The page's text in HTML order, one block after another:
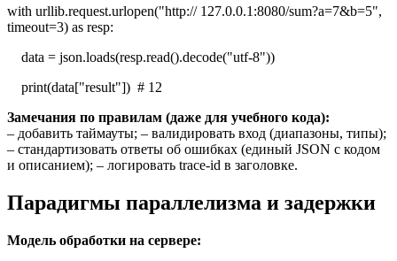
with urllib.request.urlopen("http:// 127.0.0.1:8080/sum?a=7&b=5",
timeout=3) as resp:
data = json.loads(resp.read().decode("utf-8"))
print(data["result"]) # 12
Замечания по правилам (даже для учебного кода):
– добавить таймауты; – валидировать вход (диапазоны, типы);
– стандартизовать ответы об ошибках (единый JSON с кодом
и описанием); – логировать trace-id в заголовке.
Парадигмы параллелизма и задержки
Модель обработки на сервере: